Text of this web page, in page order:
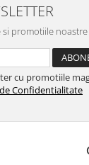
si promotiile noastre
cu promotiile
Confidentialitate